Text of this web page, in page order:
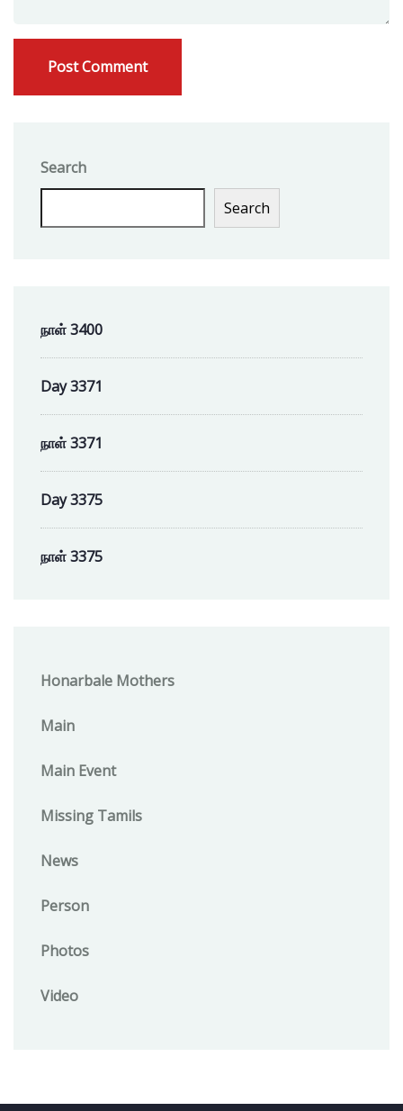
Search
Search
நாள் 3400
Day 3371
நாள் 3371
Day 3375
நாள் 3375
Honarbale Mothers
Main
Main Event
Missing Tamils
News
Person
Photos
Video